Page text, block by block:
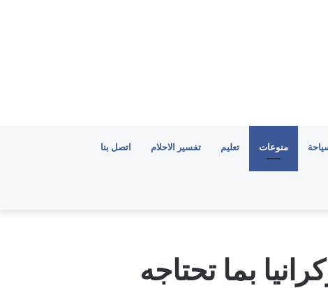
منوعات تعليم تفسير الاحلام اتصل بنا
بما تحتاجه